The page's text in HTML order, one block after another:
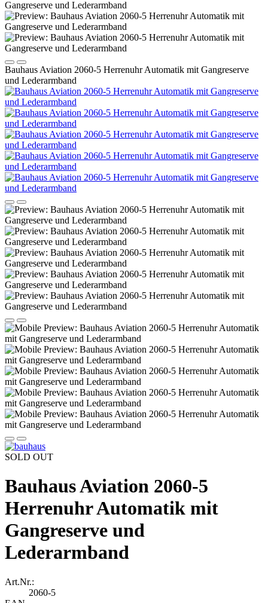
Bauhaus Aviation 2060-5 Herrenuhr Automatik mit Gangreserve
und Lederarmband
SOLD OUT
Bauhaus Aviation 2060-5
Herrenuhr Automatik mit
Gangreserve und
Lederarmband
Art.Nr.:
2060-5